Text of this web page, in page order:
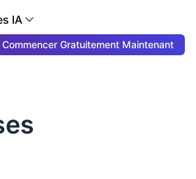
Commencer Gratuitement Maintenant
IA